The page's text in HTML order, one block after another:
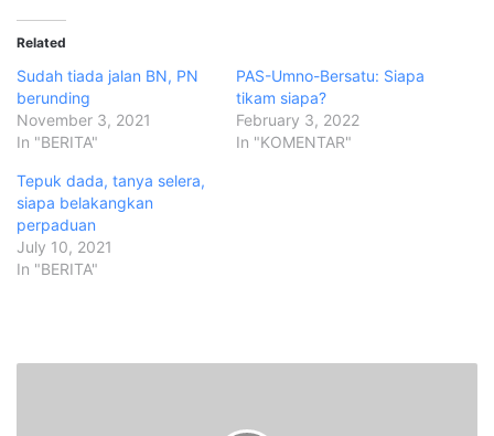
Related
Sudah tiada jalan BN, PN
berunding
November 3, 2021
In "BERITA"
PAS-Umno-Bersatu: Siapa
tikam siapa?
February 3, 2022
In "KOMENTAR"
Tepuk dada, tanya selera,
siapa belakangkan
perpaduan
July 10, 2021
In "BERITA"